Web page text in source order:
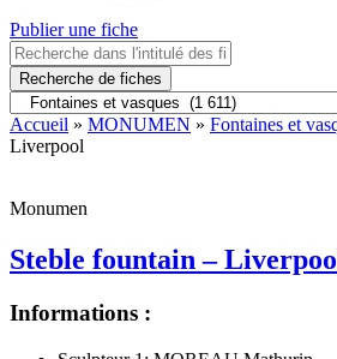
Publier une fiche
Recherche de fiches
Accueil » MONUMEN » Fontaines et
Liverpool
Monumen
Steble fountain –
Informations :